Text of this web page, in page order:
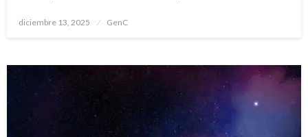
Publicado
diciembre 13, 2025 GenC